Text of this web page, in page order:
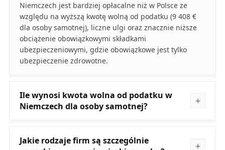
Niemczech jest bardziej opłacalne niż w Polsce ze
względu na wyższą kwotę wolną od podatku (9 408 €
dla osoby samotnej), liczne ulgi oraz znacznie niższe
obciążenie obowiązkowymi składkami
ubezpieczeniowymi, gdzie obowiązkowe jest tylko
ubezpieczenie zdrowotne.
Ile wynosi kwota wolna od podatku w
Niemczech dla osoby samotnej?
Jakie rodzaje firm są szczególnie